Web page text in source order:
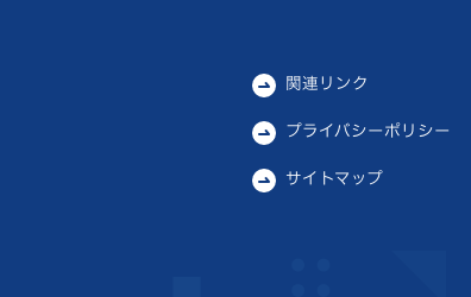
関連リンク
プライバシーポリシー
サイトマップ